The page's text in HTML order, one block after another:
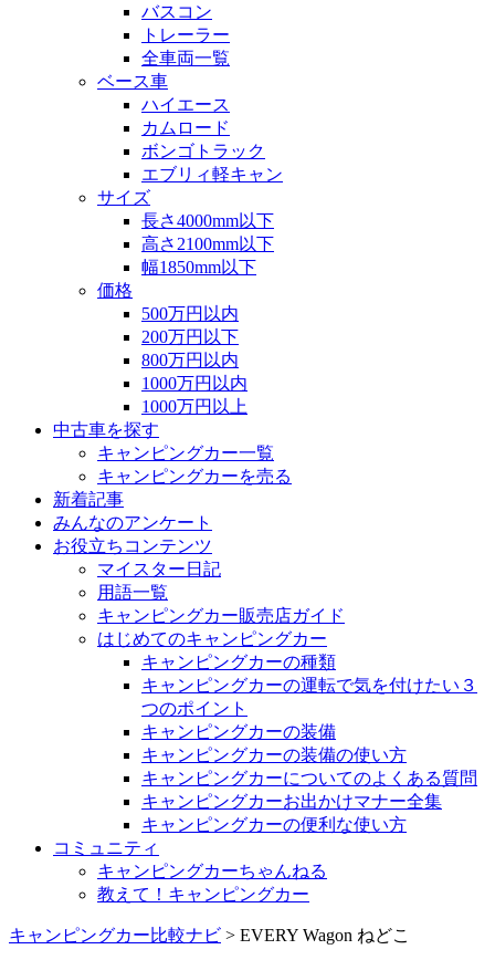
バスコン
トレーラー
全車両一覧
ベース車
ハイエース
カムロード
ボンゴトラック
エブリィ軽キャン
サイズ
長さ4000mm以下
高さ2100mm以下
幅1850mm以下
価格
500万円以内
200万円以下
800万円以内
1000万円以内
1000万円以上
中古車を探す
キャンピングカー一覧
キャンピングカーを売る
新着記事
みんなのアンケート
お役立ちコンテンツ
マイスター日記
用語一覧
キャンピングカー販売店ガイド
はじめてのキャンピングカー
キャンピングカーの種類
キャンピングカーの運転で気を付けたい３
つのポイント
キャンピングカーの装備
キャンピングカーの装備の使い方
キャンピングカーについてのよくある質問
キャンピングカーお出かけマナー全集
キャンピングカーの便利な使い方
コミュニティ
キャンピングカーちゃんねる
教えて！キャンピングカー
キャンピングカー比較ナビ > EVERY Wagon ねどこ